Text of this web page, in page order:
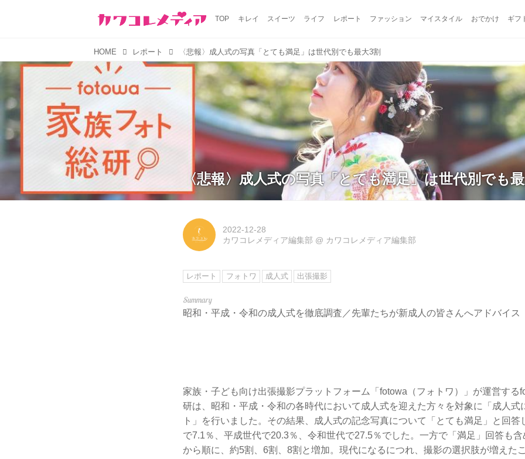
TOP キレイ スイーツ ライフ レポート ファッション マイスタイル おでかけ ギフ
HOME レポート 〈悲報〉成人式の写真「とても満足」は世代別でも最大3割
〈悲報〉成人式の写真「とても満足」は世代別でも
2022-12-28
カワコレメディア編集部 @ カワコレメディア編集部
レポート フォトワ 成人式 出張撮影
昭和・平成・令和の成人式を徹底調査／先輩たちが新成人の皆さんへアドバイス
家族・子ども向け出張撮影プラットフォーム「fotowa（フォトワ）」が運営する
研は、昭和・平成・令和の各時代において成人式を迎えた方々を対象に「成人式
ト」を行いました。その結果、成人式の記念写真について「とても満足」と回答
で7.1％、平成世代で20.3％、令和世代で27.5％でした。一方で「満足」回答も
から順に、約5割、6割、8割と増加。現代になるにつれ、撮影の選択肢が増えた